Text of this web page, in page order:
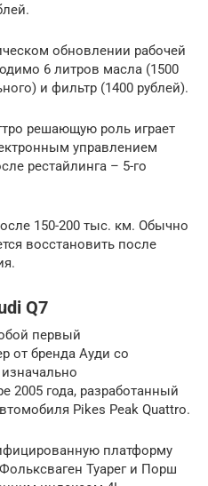
обновлении рабочей
6 литров масла (1500
и фильтр (1400 рублей).
решающую роль играет
управлением
рестайлинга – 5-го
150-200 тыс. км. Обычно
восстановить после
Q7
первый
от бренда Ауди со
2005 года, разработанный
Pikes Peak Quattro.
платформу
Туарег и Порш